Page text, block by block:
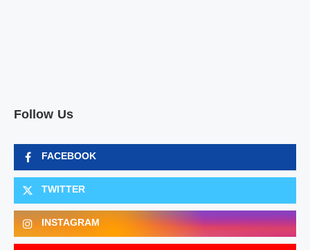
Follow Us
FACEBOOK
TWITTER
INSTAGRAM